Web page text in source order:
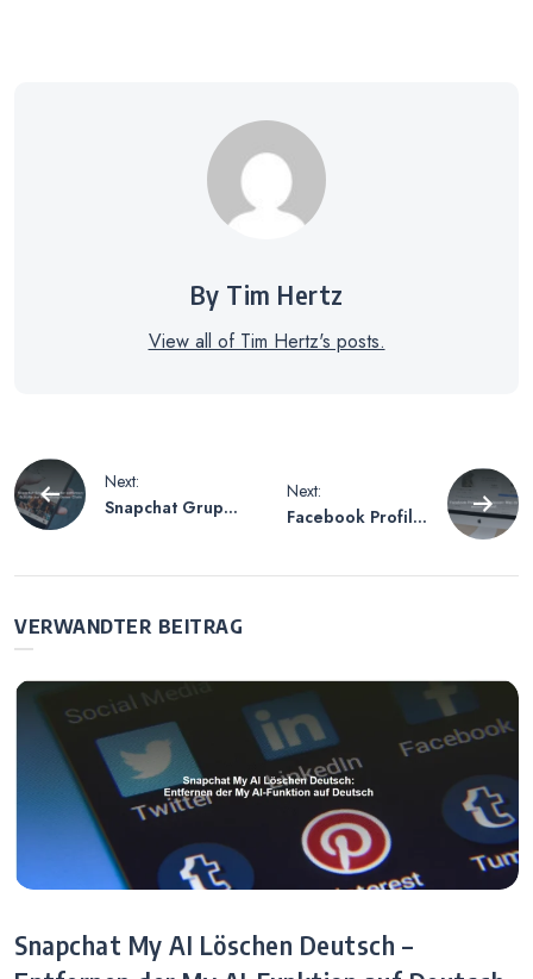
By Tim Hertz
View all of Tim Hertz's posts.
Beitragsnavigation
Next:
Snapchat Gruppe
deiner Chats
Next:
Facebook Profil
VERWANDTER BEITRAG
Snapchat My AI Löschen Deutsch –